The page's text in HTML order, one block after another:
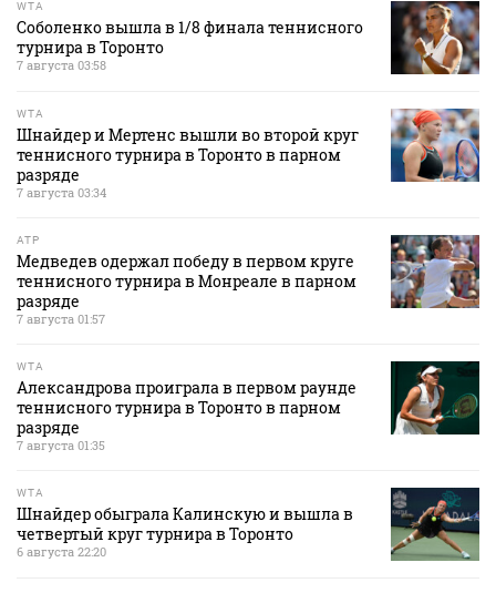
WTA
Соболенко вышла в 1/8 финала теннисного
турнира в Торонто
7 августа 03:58
WTA
Шнайдер и Мертенс вышли во второй круг
теннисного турнира в Торонто в парном
разряде
7 августа 03:34
ATP
Медведев одержал победу в первом круге
теннисного турнира в Монреале в парном
разряде
7 августа 01:57
WTA
Александрова проиграла в первом раунде
теннисного турнира в Торонто в парном
разряде
7 августа 01:35
WTA
Шнайдер обыграла Калинскую и вышла в
четвертый круг турнира в Торонто
6 августа 22:20